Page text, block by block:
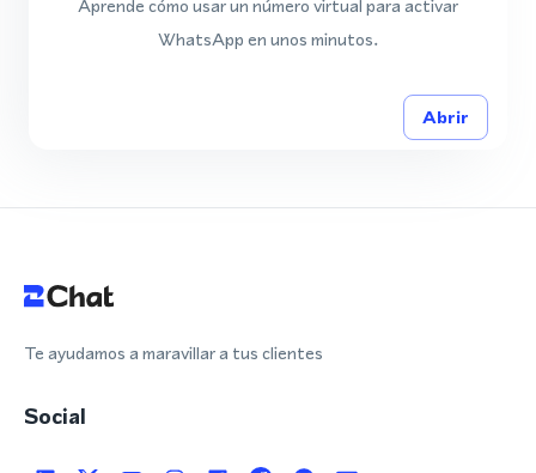
Aprende cómo usar un número virtual para activar
WhatsApp en unos minutos.
Abrir
Te ayudamos a maravillar a tus clientes
Social